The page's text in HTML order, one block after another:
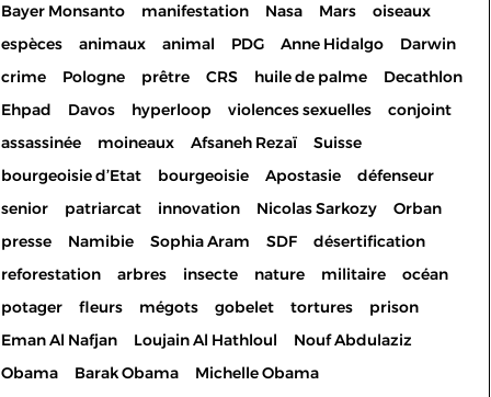
Bayer Monsanto
manifestation Nasa Mars
oiseaux
espèces
animaux animal PDG Anne Hidalgo
Darwin
crime
Pologne prêtre CRS huile de palme
Decathlon
Ehpad
Davos hyperloop violences sexuelles
conjoint
assassinée
moineaux Afsaneh Rezaï
Suisse
bourgeoisie d’Etat
bourgeoisie Apostasie
défenseur
senior
patriarcat innovation Nicolas Sarkozy
Orban
presse
Namibie Sophia Aram SDF
désertification
reforestation
arbres insecte nature militaire
océan
potager
fleurs mégots gobelet tortures
prison
Eman Al Nafjan
Loujain Al Hathloul
Nouf Abdulaziz
Obama
Barak Obama
Michelle Obama
Les cookies permettent le